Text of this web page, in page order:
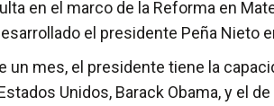
en el marco de la Reforma en
el presidente Peña Nieto
un mes, el presidente tiene la
Unidos, Barack Obama, y el de